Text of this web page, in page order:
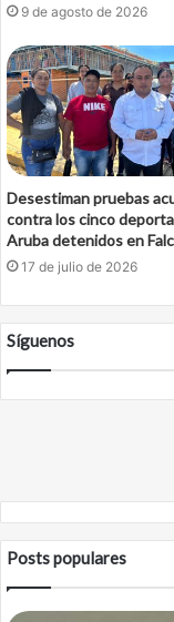
9 de agosto de 2026
Desestiman pruebas
contra los cinco
Aruba detenidos en
17 de julio de 2026
Síguenos
Posts populares